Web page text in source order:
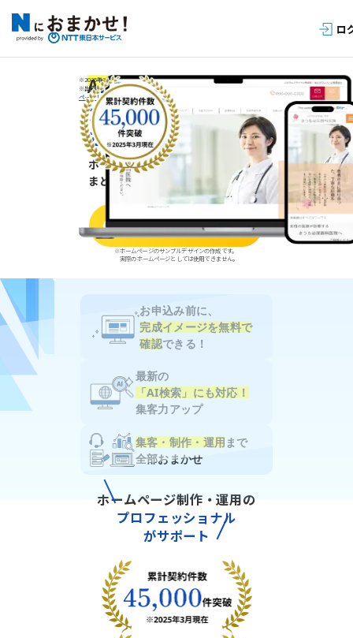
AI対応でしっかり集客
かんたん
ホームページ運用
ホームページ制作から集客まで
まとめておまかせ
無料
「完成イメージ」を
無料でお試しする
※ホームページのサンプルデザインの作成です。
実際のホームページとしては使用できません。
※2025年3月現在
※出典：ホームページ制作サービス | ホームページ制作会社NTTタウン
ページ | デジタルリード（※NTTタウンページ社のページへ遷移します）
お申込み前に、
完成イメージを無料で
確認できる！
最新の
「AI検索」にも対応！
集客力アップ
集客・制作・運用 まで
全部おまかせ
ホームページ制作・運用の
プロフェッショナル
がサポート